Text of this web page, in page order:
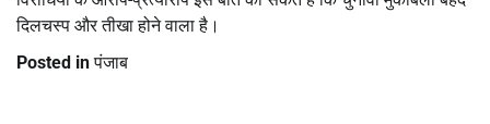
दिलचस्प और तीखा होने वाला है।
Posted inपंजाब